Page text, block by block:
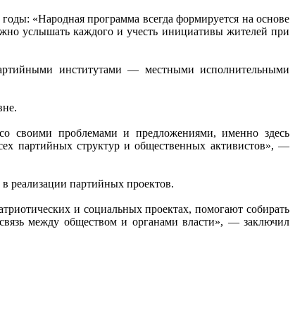
«Народная программа всегда формируется на основе
услышать каждого и учесть инициативы жителей при
институтами — местными исполнительными
своими проблемами и предложениями, именно здесь
партийных структур и общественных активистов», —
реализации партийных проектов.
и социальных проектах, помогают собирать
между обществом и органами власти», — заключил